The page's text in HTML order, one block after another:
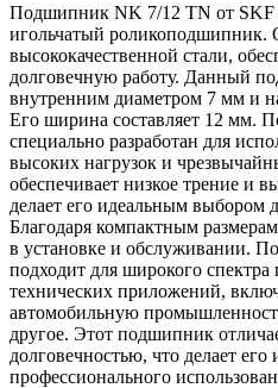
Подшипник NK 7/12 TN от SKF
игольчатый роликоподшипник.
высококачественной стали,
долговечную работу. Данный
внутренним диаметром 7 мм и
Его ширина составляет 12 мм.
специально разработан для
высоких нагрузок и
обеспечивает низкое трение и
делает его идеальным выбором
Благодаря компактным
в установке и обслуживании.
подходит для широкого
технических приложений,
автомобильную
другое. Этот подшипник
долговечностью, что делает
профессионального